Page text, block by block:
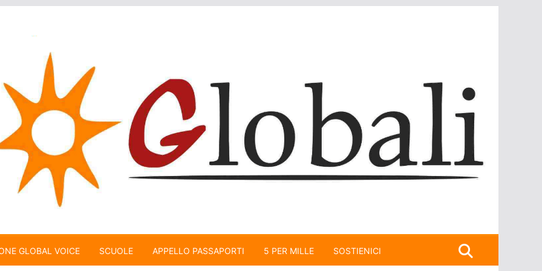
GLOBAL VOICE SCUOLE APPELLO PASSAPORTI 5 PER MILLE SOSTIENICI